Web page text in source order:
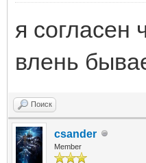
я согласен
влень
Поиск
csander
Member